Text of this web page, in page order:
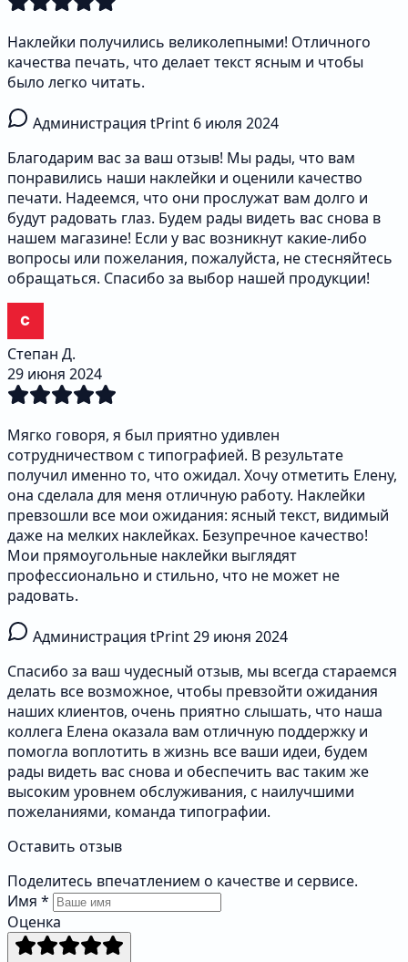
Наклейки получились великолепными! Отличного
качества печать, что делает текст ясным и чтобы
было легко читать.
Администрация tPrint 6 июля 2024
Благодарим вас за ваш отзыв! Мы рады, что вам
понравились наши наклейки и оценили качество
печати. Надеемся, что они прослужат вам долго и
будут радовать глаз. Будем рады видеть вас снова в
нашем магазине! Если у вас возникнут какие-либо
вопросы или пожелания, пожалуйста, не стесняйтесь
обращаться. Спасибо за выбор нашей продукции!
Степан Д.
29 июня 2024
Мягко говоря, я был приятно удивлен
сотрудничеством с типографией. В результате
получил именно то, что ожидал. Хочу отметить Елену,
она сделала для меня отличную работу. Наклейки
превзошли все мои ожидания: ясный текст, видимый
даже на мелких наклейках. Безупречное качество!
Мои прямоугольные наклейки выглядят
профессионально и стильно, что не может не
радовать.
Администрация tPrint29 июня 2024
Спасибо за ваш чудесный отзыв, мы всегда стараемся
делать все возможное, чтобы превзойти ожидания
наших клиентов, очень приятно слышать, что наша
коллега Елена оказала вам отличную поддержку и
помогла воплотить в жизнь все ваши идеи, будем
рады видеть вас снова и обеспечить вас таким же
высоким уровнем обслуживания, с наилучшими
пожеланиями, команда типографии.
Оставить отзыв
Поделитесь впечатлением о качестве и сервисе.
Имя *
Оценка